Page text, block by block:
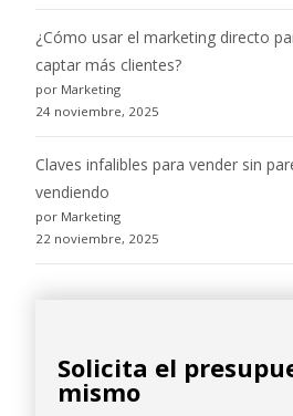
¿Cómo usar el marketing directo
captar más clientes?
por Marketing
24 noviembre, 2025
Claves infalibles para vender sin
vendiendo
por Marketing
22 noviembre, 2025